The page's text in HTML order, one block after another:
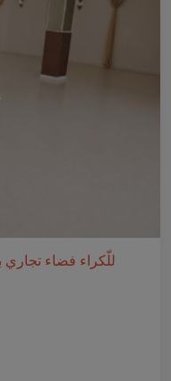
للّكراء فضاء تجاري